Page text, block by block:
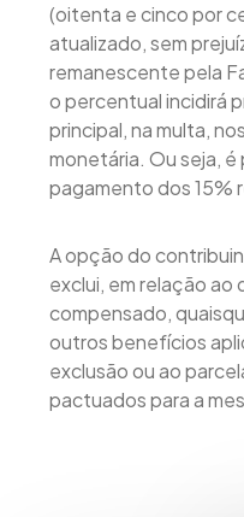
(oitenta e cinco por
atualizado, sem
remanescente pela
o percentual incidirá
principal, na multa,
monetária. Ou seja,
pagamento dos 15%
A opção do
exclui, em relação
compensado,
outros benefícios
exclusão ou ao
pactuados para a